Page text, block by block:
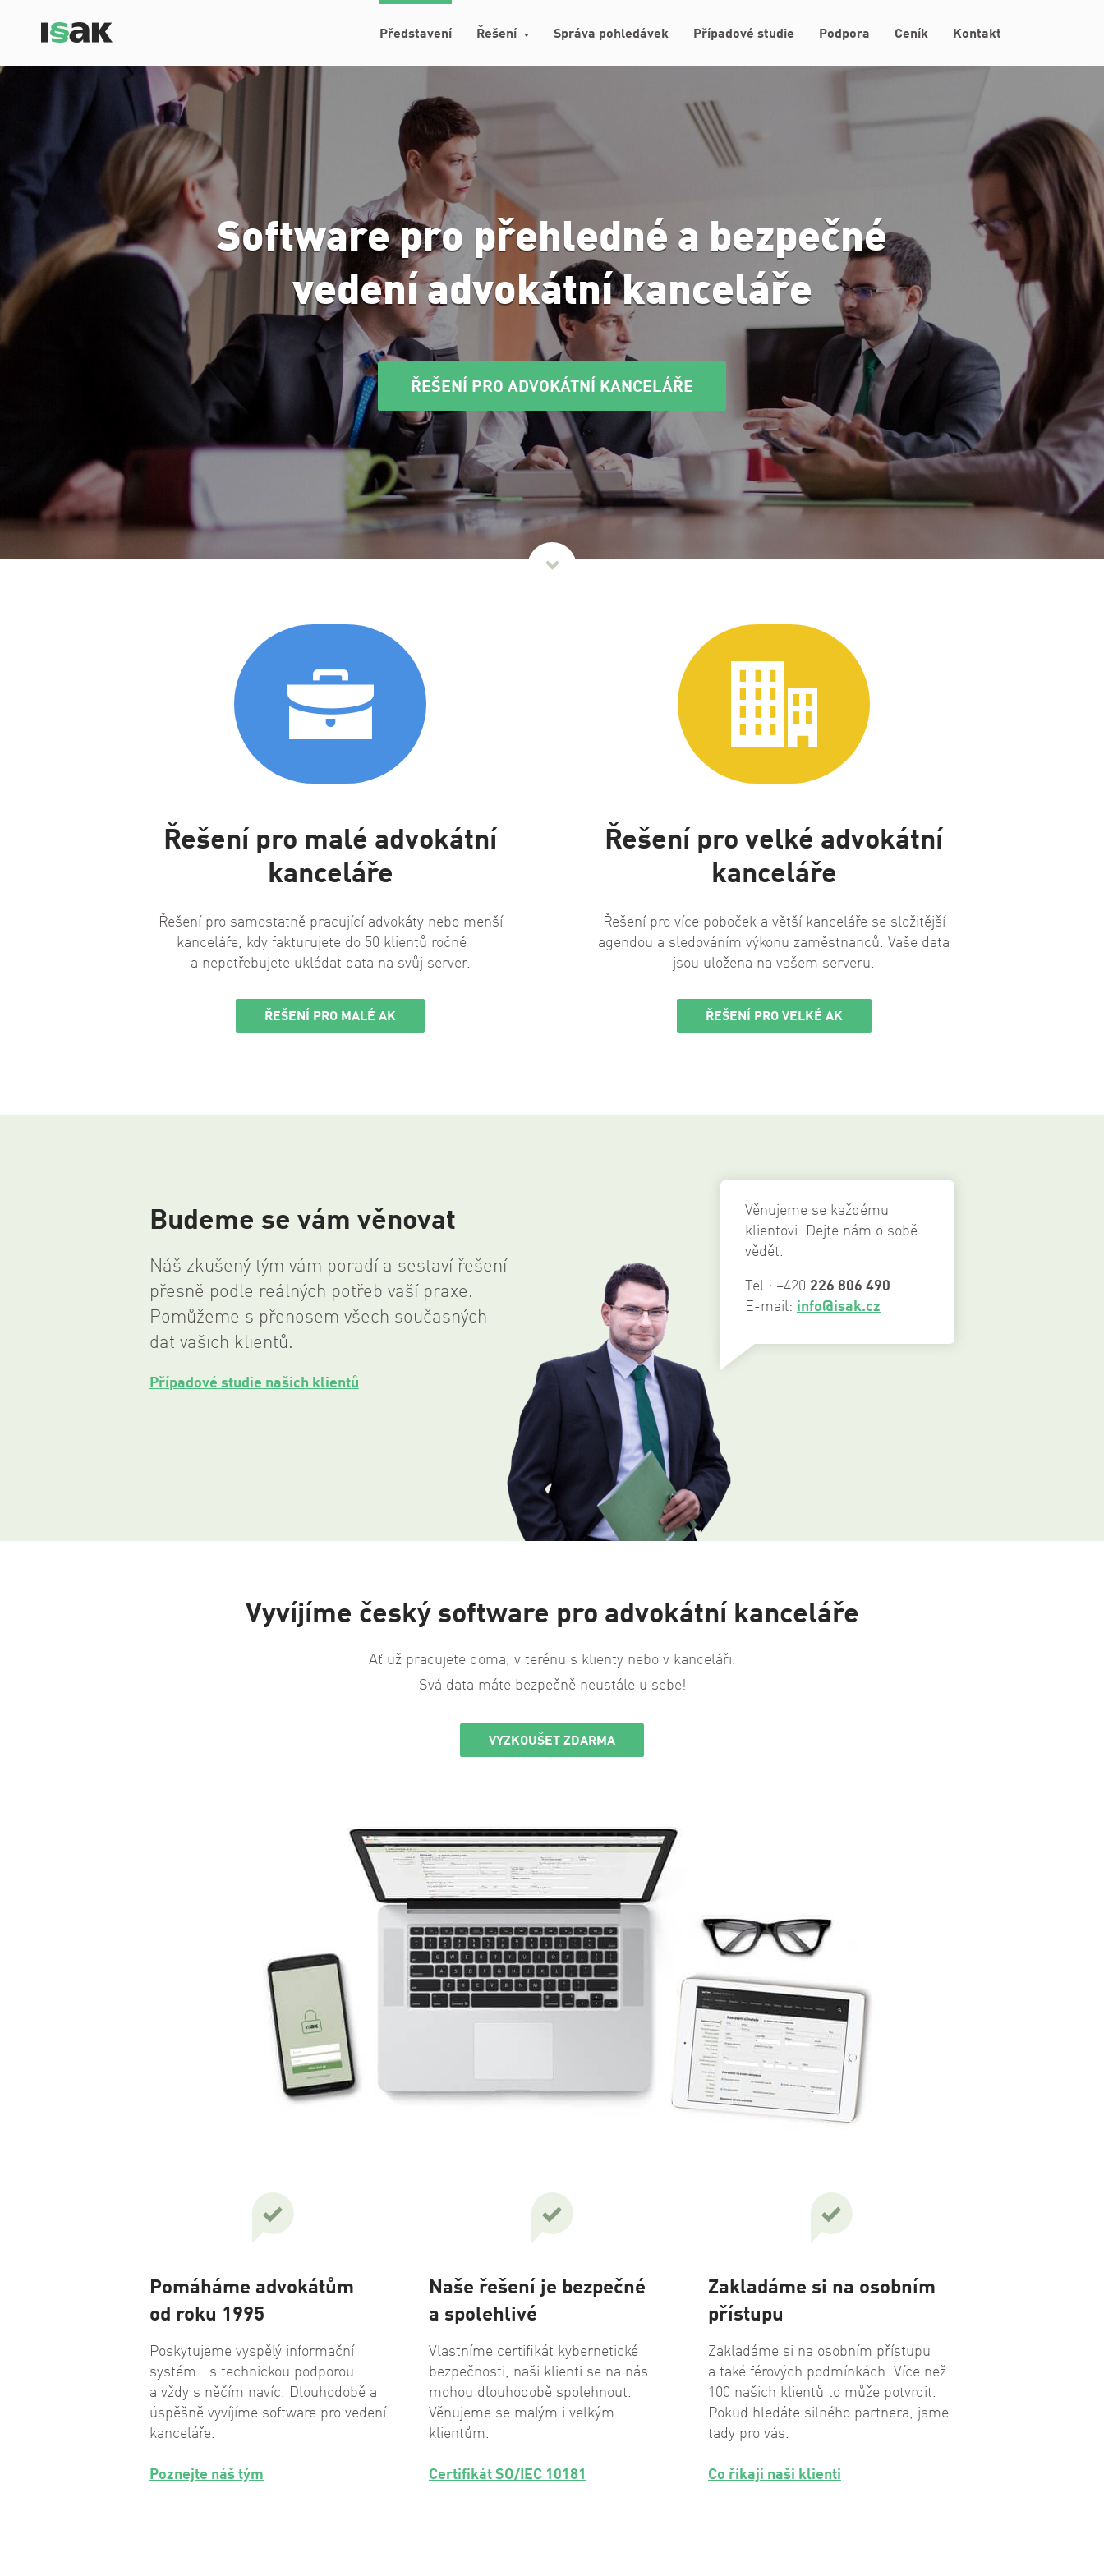
Představení Řešení Správa pohledávek Případové studie Podpora Ceník Kontakt
Software pro přehledné a bezpečné
vedení advokátní kanceláře
ŘEŠENÍ PRO ADVOKÁTNÍ KANCELÁŘE
Dále
Řešení pro malé advokátní
kanceláře
Řešení pro samostatně pracující advokáty nebo menší
kanceláře, kdy fakturujete do 50 klientů ročně
a nepotřebujete ukládat data na svůj server.
ŘEŠENÍ PRO MALÉ AK
Řešení pro velké advokátní
kanceláře
Řešení pro více poboček a větší kanceláře se složitější
agendou a sledováním výkonu zaměstnanců. Vaše data
jsou uložena na vašem serveru.
ŘEŠENÍ PRO VELKÉ AK
Budeme se vám věnovat
Náš zkušený tým vám poradí a sestaví řešení
přesně podle reálných potřeb vaší praxe.
Pomůžeme s přenosem všech současných
dat vašich klientů.
Případové studie našich klientů
Věnujeme se každému
klientovi. Dejte nám o sobě
vědět.
Tel.: +420 226 806 490
E-mail: info@isak.cz
Vyvíjíme český software pro advokátní kanceláře
Ať už pracujete doma, v terénu s klienty nebo v kanceláři.
Svá data máte bezpečně neustále u sebe!
VYZKOUŠET ZDARMA
Pomáháme advokátům
od roku 1995
Poskytujeme vyspělý informační
systém s technickou podporou
a vždy s něčím navíc. Dlouhodobě a
úspěšně vyvíjíme software pro vedení
kanceláře.
Poznejte náš tým
Naše řešení je bezpečné
a spolehlivé
Vlastníme certifikát kybernetické
bezpečnosti, naši klienti se na nás
mohou dlouhodobě spolehnout.
Věnujeme se malým i velkým
klientům.
Certifikát SO/IEC 10181
Zakladáme si na osobním
přístupu
Zakladáme si na osobním přístupu
a také férových podmínkách. Více než
100 našich klientů to může potvrdit.
Pokud hledáte silného partnera, jsme
tady pro vás.
Co říkají naši klienti